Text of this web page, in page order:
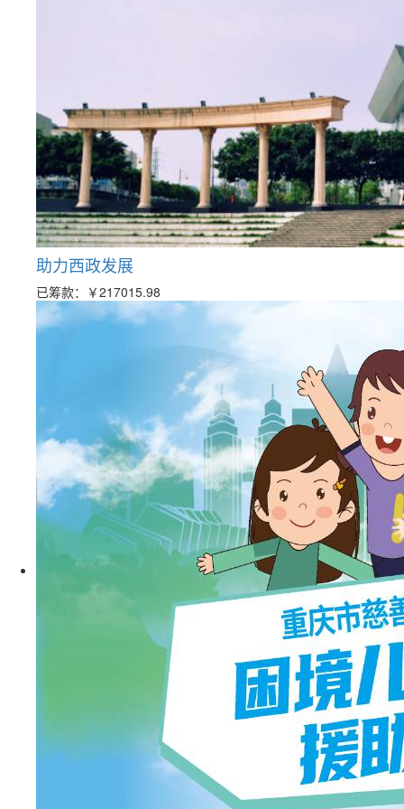
助力西政发展
已筹款： ￥217015.98